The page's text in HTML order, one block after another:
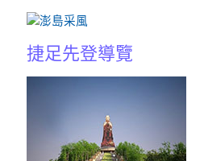
捷足先登導覽